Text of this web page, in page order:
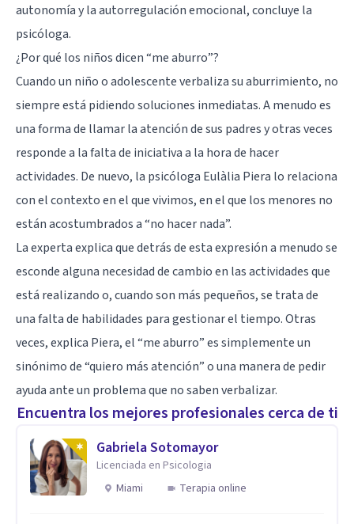
autonomía y la autorregulación emocional, concluye la
psicóloga.
¿Por qué los niños dicen “me aburro”?
Cuando un niño o adolescente verbaliza su aburrimiento, no
siempre está pidiendo soluciones inmediatas. A menudo es
una forma de llamar la atención de sus padres y otras veces
responde a la falta de iniciativa a la hora de hacer
actividades. De nuevo, la psicóloga Eulàlia Piera lo relaciona
con el contexto en el que vivimos, en el que los menores no
están acostumbrados a “no hacer nada”.
La experta explica que detrás de esta expresión a menudo se
esconde alguna necesidad de cambio en las actividades que
está realizando o, cuando son más pequeños, se trata de
una falta de habilidades para gestionar el tiempo. Otras
veces, explica Piera, el “me aburro” es simplemente un
sinónimo de “quiero más atención” o una manera de pedir
ayuda ante un problema que no saben verbalizar.
Encuentra los mejores profesionales cerca de ti
Gabriela Sotomayor
Licenciada en Psicologia
Miami
Terapia online